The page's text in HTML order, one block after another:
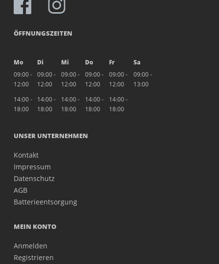
ÖFFNUNGSZEITEN
Mo Di Mi Do Fr
Sa
09:00 -
12:00
09:00 -
12:00
09:00 -
12:00
09:00 -
12:00
09:00 -
12:00
09:00 -
13:00
14:00 -
18:00
14:00 -
18:00
14:00 -
18:00
14:00 -
18:00
14:00 -
18:00
UNSER UNTERNEHMEN
Kontakt
Impressum
Datenschutz
AGB
Batterieentsorgung
MEIN KONTO
Anmelden
Registrieren